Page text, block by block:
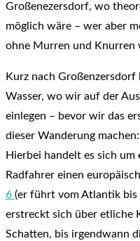
Großenezersdorf, wo
möglich wäre – wer aber
ohne Murren und Knurren
Kurz nach
Wasser, wo wir auf der
einlegen – bevor wir das
dieser Wanderung
Hierbei handelt es sich
Radfahrer einen
6 (er führt vom Atlantik bis
erstreckt sich über etliche
Schatten, bis irgendwann